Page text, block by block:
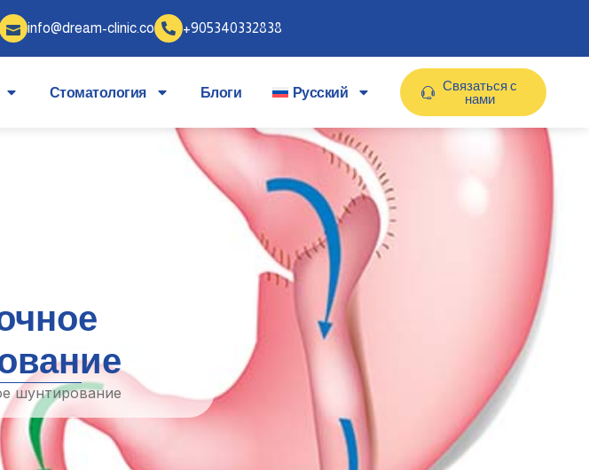
info@dream-clinic.co +905340332838
Стоматология Блоги Русский Связаться с
нами
шунтирование